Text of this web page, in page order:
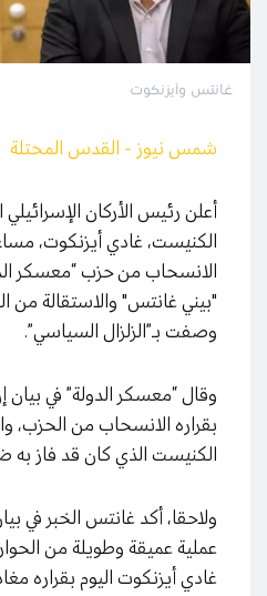
غانتس وآيزنكوت
شمس نيوز - القدس المحتلة
أعلن رئيس الأركان
الكنيست، غادي أيزنكوت،
الانسحاب من حزب “معسكر
"بيني غانتس" والاستقالة من
وصفت بـ”الزلزال السياسي”.
وقال “معسكر الدولة” في بيان
بقراره الانسحاب من الحزب،
الكنيست الذي كان قد فاز به
ولاحقا، أكد غانتس الخبر في
عملية عميقة وطويلة من
غادي أيزنكوت اليوم بقراره